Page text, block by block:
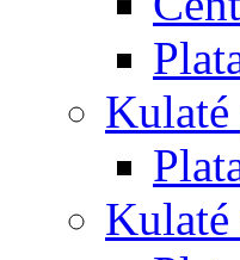
Kulaté
Kulaté